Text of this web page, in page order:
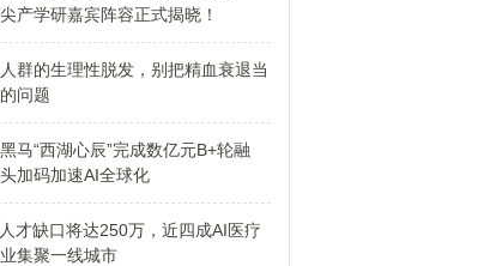
产学研嘉宾阵容正式揭晓！
群的生理性脱发，别把精血衰退当
问题
马“西湖心辰”完成数亿元B+轮融
加码加速AI全球化
才缺口将达250万，近四成AI医疗
集聚一线城市